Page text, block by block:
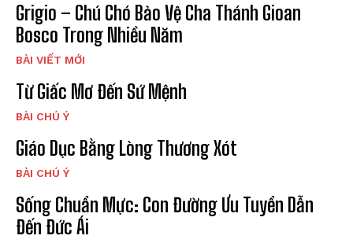
Grigio – Chú Chó Bảo Vệ Cha Thánh Gioan
Bosco Trong Nhiều Năm
BÀI VIẾT MỚI
Từ Giấc Mơ Đến Sứ Mệnh
BÀI CHÚ Ý
Giáo Dục Bằng Lòng Thương Xót
BÀI CHÚ Ý
Sống Chuẩn Mực: Con Đường Ưu Tuyển Dẫn
Đến Đức Ái